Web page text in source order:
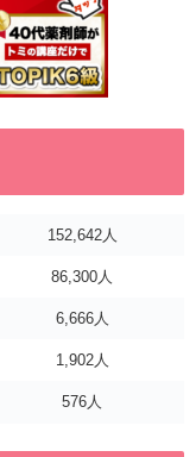
152,642人
86,300人
6,666人
1,902人
576人